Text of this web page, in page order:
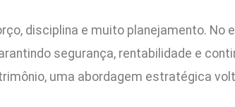
disciplina e muito planejamento. No
segurança, rentabilidade e
uma abordagem estratégica